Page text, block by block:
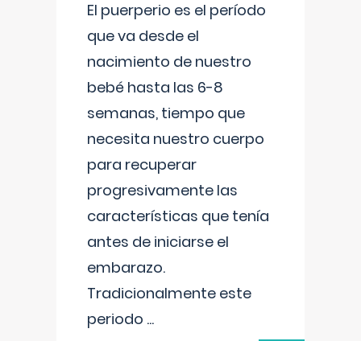
El puerperio es el período
que va desde el
nacimiento de nuestro
bebé hasta las 6-8
semanas, tiempo que
necesita nuestro cuerpo
para recuperar
progresivamente las
características que tenía
antes de iniciarse el
embarazo.
Tradicionalmente este
periodo ...